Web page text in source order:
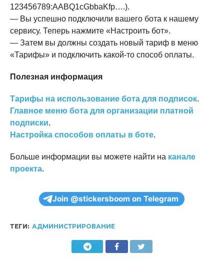
123456789:AABQ1cGbbaKfp….).
— Вы успешно подключили вашего бота к нашему
сервису. Теперь нажмите «Настроить бот».
— Затем вы должны создать новый тариф в меню
«Тарифы» и подключить какой-то способ оплаты.
Полезная информация
Тарифы на использование бота для подписок.
Главное меню бота для организации платной
подписки.
Настройка способов оплаты в боте.
Больше информации вы можете найти на канале
проекта.
Join @stickersboom on Telegram
ТЕГИ: АДМИНИСТРИРОВАНИЕ